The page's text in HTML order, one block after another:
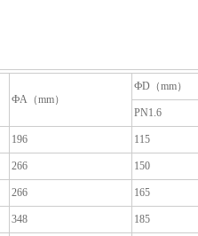
ФA（mm）
ФD（mm）
PN1.6
196 115
266 150
266 165
348 185